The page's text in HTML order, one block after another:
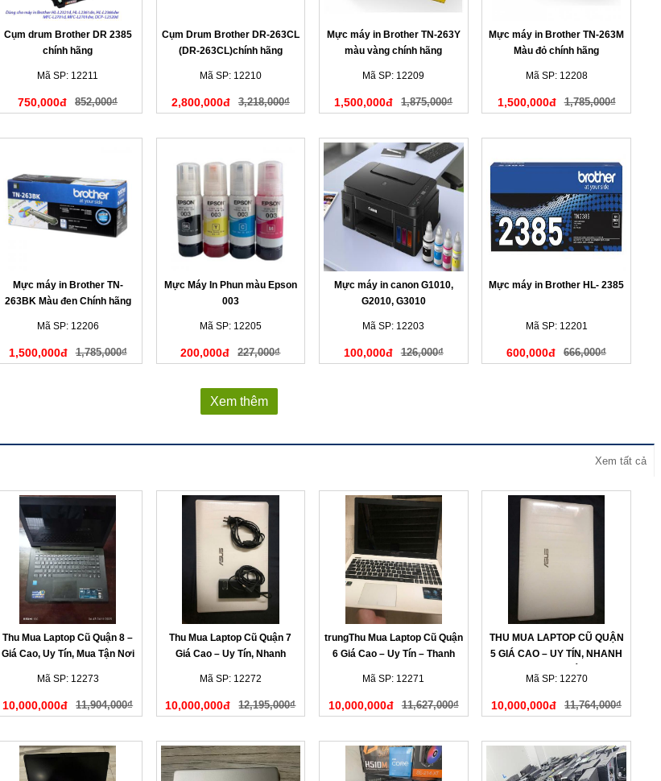
Cụm drum Brother DR 2385
chính hãng
Mã SP: 12211
750,000đ 852,000₫
Cụm Drum Brother DR-263CL
(DR-263CL)chính hãng
Mã SP: 12210
2,800,000đ 3,218,000₫
Mực máy in Brother TN-263Y
màu vàng chính hãng
Mã SP: 12209
1,500,000đ 1,875,000₫
Mực máy in Brother TN-263M
Màu đỏ chính hãng
Mã SP: 12208
1,500,000đ 1,785,000₫
Mực máy in Brother TN-
263BK Màu đen Chính hãng
Mã SP: 12206
1,500,000đ 1,785,000₫
Mực Máy In Phun màu Epson
003
Mã SP: 12205
200,000đ 227,000₫
Mực máy in canon G1010,
G2010, G3010
Mã SP: 12203
100,000đ 126,000₫
Mực máy in Brother HL- 2385
Mã SP: 12201
600,000đ 666,000₫
Xem thêm
Xem tất cả
Thu Mua Laptop Cũ Quận 8 –
Giá Cao, Uy Tín, Mua Tận Nơi
Mã SP: 12273
10,000,000đ 11,904,000₫
Thu Mua Laptop Cũ Quận 7
Giá Cao – Uy Tín, Nhanh
Mã SP: 12272
10,000,000đ 12,195,000₫
trungThu Mua Laptop Cũ Quận
6 Giá Cao – Uy Tín – Thanh
Mã SP: 12271
10,000,000đ 11,627,000₫
THU MUA LAPTOP CŨ QUẬN
5 GIÁ CAO – UY TÍN, NHANH
Mã SP: 12270
10,000,000đ 11,764,000₫